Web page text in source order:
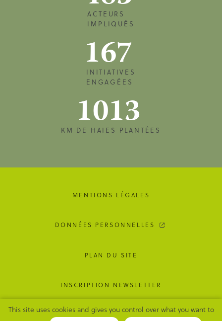
ACTEURS
IMPLIQUÉS
167
INITIATIVES
ENGAGÉES
1013
KM DE HAIES PLANTÉES
MENTIONS LÉGALES
DONNÉES PERSONNELLES
PLAN DU SITE
INSCRIPTION NEWSLETTER
GESTION DES COOKIES
This site uses cookies and gives you control over what you want to